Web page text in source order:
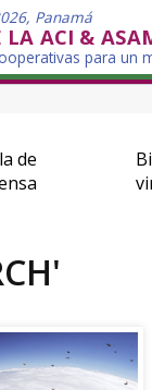
Panamá
ACI &
para un
de